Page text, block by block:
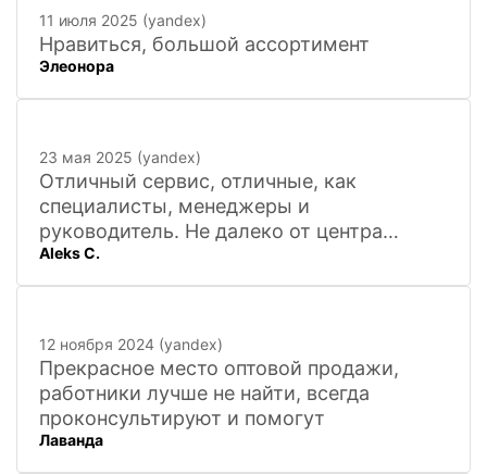
11 июля 2025 (yandex)
Нравиться, большой ассортимент
Элеонора
23 мая 2025 (yandex)
Отличный сервис, отличные, как
специалисты, менеджеры и
руководитель. Не далеко от центра
города, 20 минут
Aleks C.
12 ноября 2024 (yandex)
Прекрасное место оптовой продажи,
работники лучше не найти, всегда
проконсультируют и помогут
Лаванда